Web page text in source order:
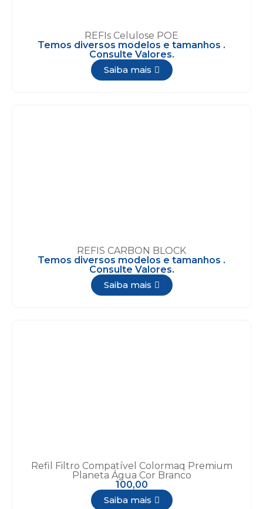
REFIs Celulose POE
Temos diversos modelos e tamanhos .
Consulte Valores.
Saiba mais
REFIS CARBON BLOCK
Temos diversos modelos e tamanhos .
Consulte Valores.
Saiba mais
Refil Filtro Compatível Colormaq Premium
Planeta Água Cor Branco
100,00
Saiba mais